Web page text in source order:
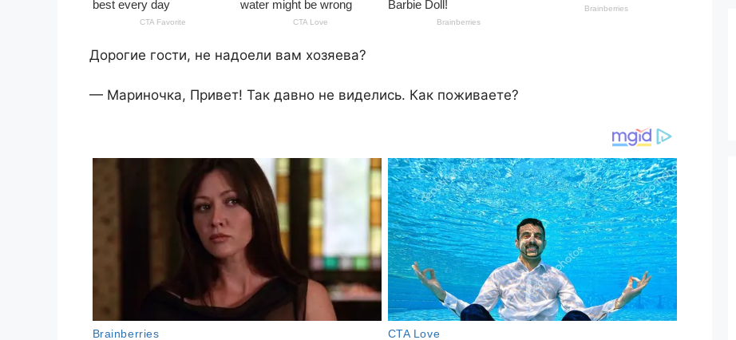
Дорогие гости, не надоели вам хозяева?
— Мариночка, Привет! Так давно не виделись. Как поживаете?